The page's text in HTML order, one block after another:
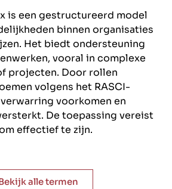
is een gestructureerd model
binnen organisaties
Het biedt ondersteuning
vooral in complexe
projecten. Door rollen
volgens het RASCI-
voorkomen en
De toepassing vereist
effectief te zijn.
alle termen